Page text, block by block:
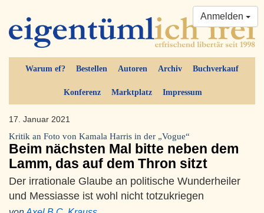
Warum ef? Bestellen Autoren Archiv Buchverkauf
Konferenz Marktplatz Impressum
Anmelden
17. Januar 2021
Kritik an Foto von Kamala Harris in der „Vogue“
Beim nächsten Mal bitte neben dem
Lamm, das auf dem Thron sitzt
Der irrationale Glaube an politische Wunderheiler
und Messiasse ist wohl nicht totzukriegen